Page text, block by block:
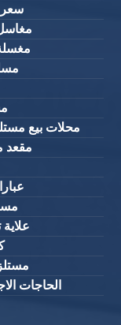
سعر
محلات بيع
مقعد
الحاجات